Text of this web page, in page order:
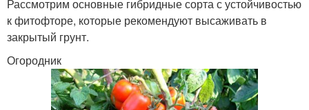
Рассмотрим основные гибридные сорта с устойчивостью
к фитофторе, которые рекомендуют высаживать в
закрытый грунт.
Огородник